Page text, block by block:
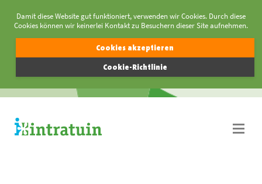
Damit diese Website gut funktioniert, verwenden wir Cookies. Durch diese
Cookies können wir keinerlei Kontakt zu Besuchern dieser Site aufnehmen.
Cookies akzeptieren
Cookie-Richtlinie